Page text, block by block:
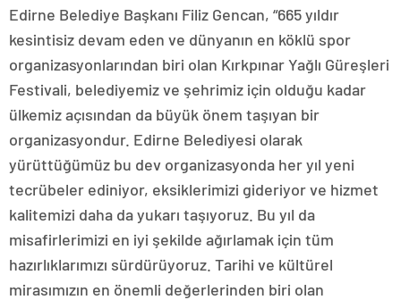
Edirne Belediye Başkanı Filiz Gencan, “665 yıldır
kesintisiz devam eden ve dünyanın en köklü spor
organizasyonlarından biri olan Kırkpınar Yağlı Güreşleri
Festivali, belediyemiz ve şehrimiz için olduğu kadar
ülkemiz açısından da büyük önem taşıyan bir
organizasyondur. Edirne Belediyesi olarak
yürüttüğümüz bu dev organizasyonda her yıl yeni
tecrübeler ediniyor, eksiklerimizi gideriyor ve hizmet
kalitemizi daha da yukarı taşıyoruz. Bu yıl da
misafirlerimizi en iyi şekilde ağırlamak için tüm
hazırlıklarımızı sürdürüyoruz. Tarihi ve kültürel
mirasımızın en önemli değerlerinden biri olan